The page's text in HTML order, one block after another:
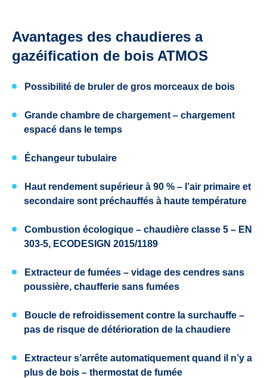
Avantages des chaudieres a
gazéification de bois ATMOS
Possibilité de bruler de gros morceaux de bois
Grande chambre de chargement – chargement
espacé dans le temps
Échangeur tubulaire
Haut rendement supérieur à 90 % – l’air primaire et
secondaire sont préchauffés à haute température
Combustion écologique – chaudière classe 5 – EN
303-5, ECODESIGN 2015/1189
Extracteur de fumées – vidage des cendres sans
poussière, chaufferie sans fumées
Boucle de refroidissement contre la surchauffe –
pas de risque de détérioration de la chaudiere
Extracteur s’arrête automatiquement quand il n’y a
plus de bois – thermostat de fumée